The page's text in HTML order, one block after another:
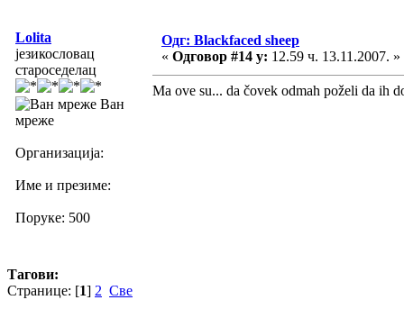
Lolita
језикословац
староседелац
Ван
мреже
Организација:
Име и презиме:
Поруке: 500
Одг: Blackfaced sheep
« Одговор #14 у: 12.59 ч. 13.11.2007. »
Ma ove su... da čovek odmah poželi da ih
Тагови:
Странице: [1] 2 Све